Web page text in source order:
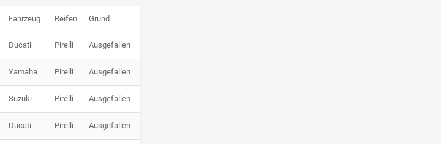
Fahrzeug Reifen Grund
Ducati Pirelli Ausgefallen
Yamaha Pirelli Ausgefallen
Suzuki Pirelli Ausgefallen
Ducati Pirelli Ausgefallen